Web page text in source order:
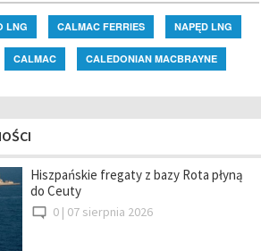
LNG CALMAC FERRIES NAPĘD LNG
CALMAC CALEDONIAN MACBRAYNE
Hiszpańskie fregaty z bazy Rota płyną
do Ceuty
0 | 07 sierpnia 2026